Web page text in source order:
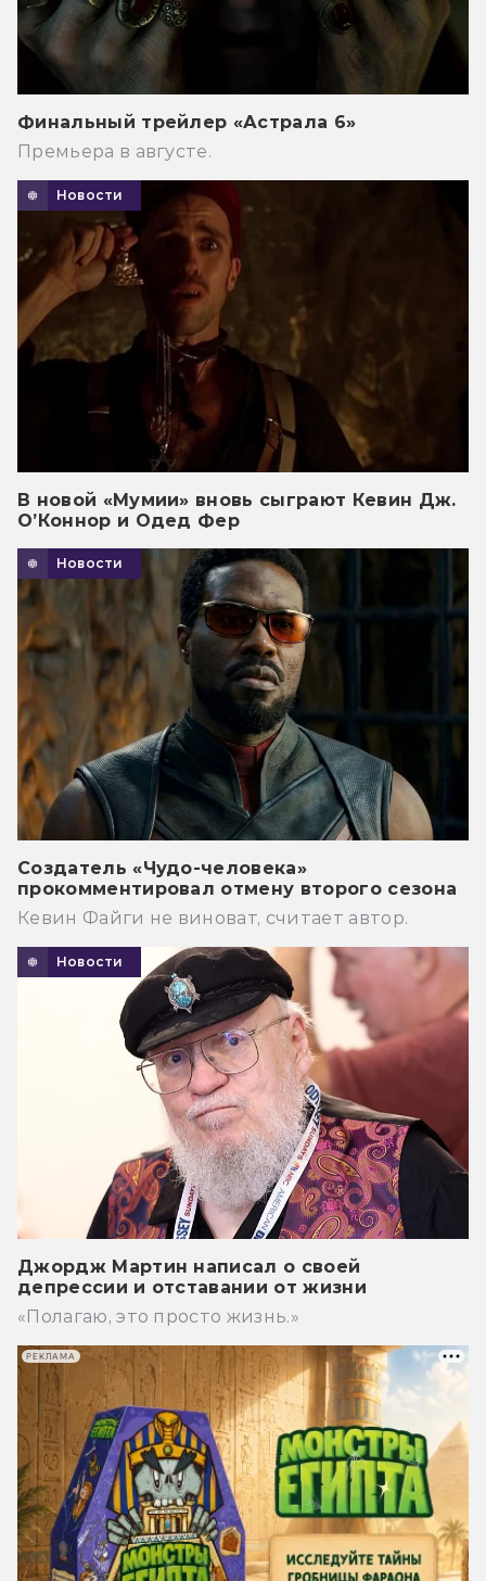
Финальный трейлер «Астрала 6»
Премьера в августе.
Новости
В новой «Мумии» вновь сыграют Кевин Дж.
О’Коннор и Одед Фер
Новости
Создатель «Чудо-человека»
прокомментировал отмену второго сезона
Кевин Файги не виноват, считает автор.
Новости
Джордж Мартин написал о своей
депрессии и отставании от жизни
«Полагаю, это просто жизнь.»
РЕКЛАМА